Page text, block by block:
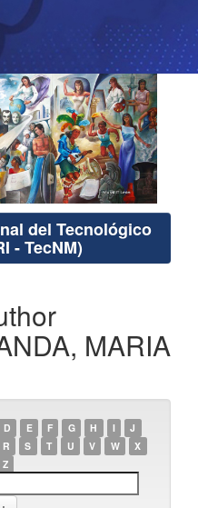
del Tecnológico
- TecNM)
MARIA
D E F G H I
J
R S T U V W
X
Z